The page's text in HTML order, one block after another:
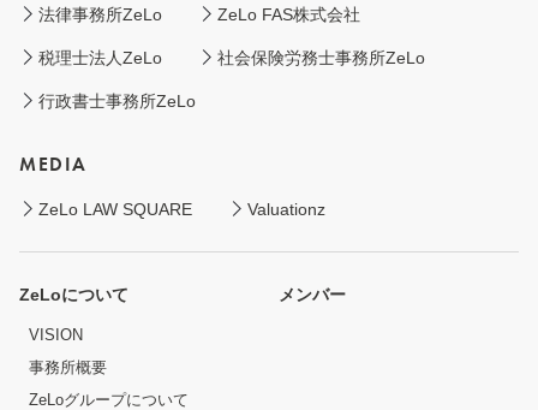
法律事務所ZeLo ZeLo FAS株式会社
税理士法人ZeLo 社会保険労務士事務所ZeLo
行政書士事務所ZeLo
MEDIA
ZeLo LAW SQUARE Valuationz
ZeLoについて
VISION
事務所概要
ZeLoグループについて
メンバー